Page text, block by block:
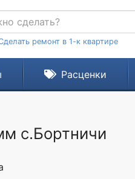
ремонт в 1-к квартире
Расценки
с.Бортничи